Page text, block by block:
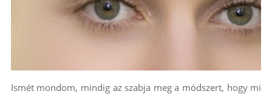
Ismét mondom, mindig az szabja meg a módszert, hogy mi